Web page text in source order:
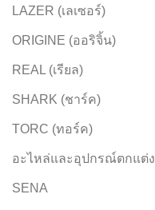
LAZER (เลเซอร์)
ORIGINE (ออริจิ้น)
REAL (เรียล)
SHARK (ชาร์ค)
TORC (ทอร์ค)
อะไหล่และอุปกรณ์ตกแต่ง
SENA